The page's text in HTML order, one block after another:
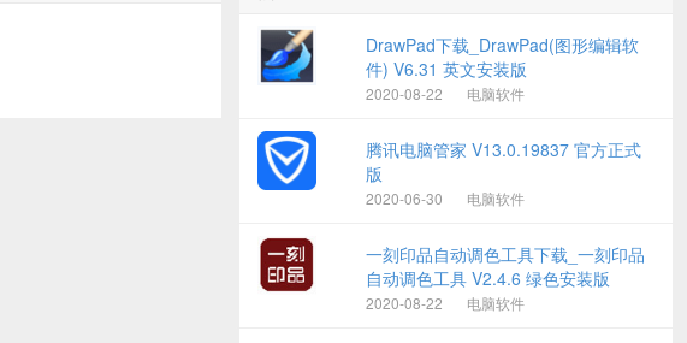
DrawPad下载_DrawPad(图形编辑软
件) V6.31 英文安装版
2020-08-22 电脑软件
腾讯电脑管家 V13.0.19837 官方正式
版
2020-06-30 电脑软件
一刻印品自动调色工具下载_一刻印品
自动调色工具 V2.4.6 绿色安装版
2020-08-22 电脑软件